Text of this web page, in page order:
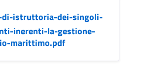
di-istruttoria-dei-singoli-
inerenti-la-gestione-
marittimo.pdf